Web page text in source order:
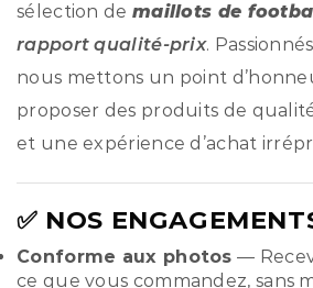
sélection de maillots de
rapport qualité-prix.
nous mettons un point
proposer des produits de
et une expérience d’achat
✅ NOS
Conforme aux photos —
ce que vous commandez, sans